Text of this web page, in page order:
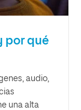
por qué
audio,
una alta